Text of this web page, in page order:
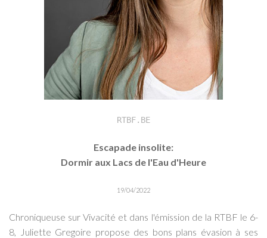
RTBF.BE
Escapade insolite:
Dormir aux Lacs de l'Eau d'Heure
19/04/2022
Chroniqueuse sur Vivacité et dans l'émission de la RTBF le 6-
8, Juliette Gregoire propose des bons plans évasion à ses